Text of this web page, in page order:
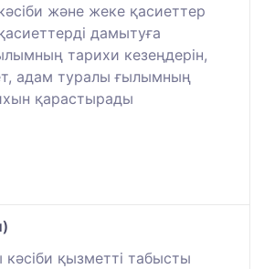
кәсіби және жеке қасиеттер
дамытуға
тарихи кезеңдерін,
адам туралы ғылымның
қарастырады
кәсіби қызметті табысты